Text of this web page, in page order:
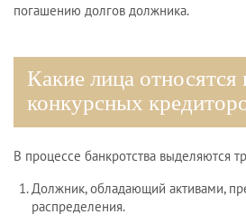
погашению долгов должника.
Какие лица относятся
конкурсных
В процессе банкротства выделяются
Должник, обладающий активами,
распределения.